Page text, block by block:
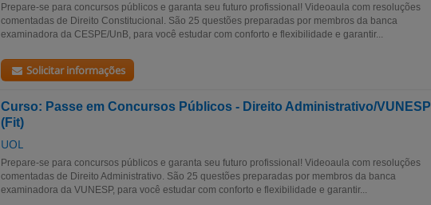
Prepare-se para concursos públicos e garanta seu futuro profissional! Videoaula com resoluções
comentadas de Direito Constitucional. São 25 questões preparadas por membros da banca
examinadora da CESPE/UnB, para você estudar com conforto e flexibilidade e garantir...
Solicitar informações
Curso: Passe em Concursos Públicos - Direito Administrativo/VUNESP
(Fit)
UOL
Prepare-se para concursos públicos e garanta seu futuro profissional! Videoaula com resoluções
comentadas de Direito Administrativo. São 25 questões preparadas por membros da banca
examinadora da VUNESP, para você estudar com conforto e flexibilidade e garantir...